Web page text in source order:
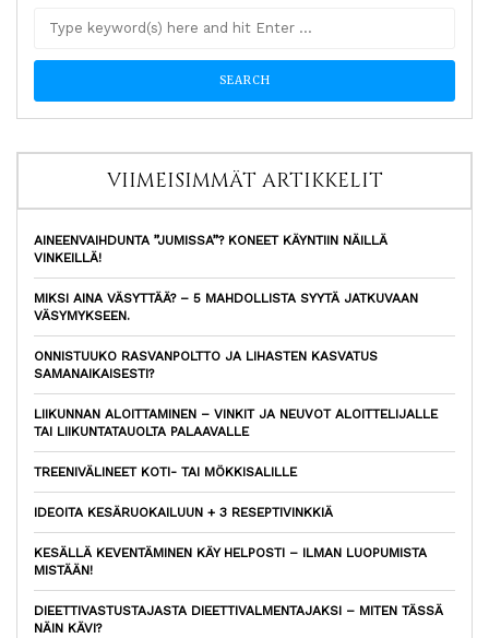
VIIMEISIMMÄT ARTIKKELIT
AINEENVAIHDUNTA ”JUMISSA”? KONEET KÄYNTIIN NÄILLÄ
VINKEILLÄ!
MIKSI AINA VÄSYTTÄÄ? – 5 MAHDOLLISTA SYYTÄ JATKUVAAN
VÄSYMYKSEEN.
ONNISTUUKO RASVANPOLTTO JA LIHASTEN KASVATUS
SAMANAIKAISESTI?
LIIKUNNAN ALOITTAMINEN – VINKIT JA NEUVOT ALOITTELIJALLE
TAI LIIKUNTATAUOLTA PALAAVALLE
TREENIVÄLINEET KOTI- TAI MÖKKISALILLE
IDEOITA KESÄRUOKAILUUN + 3 RESEPTIVINKKIÄ
KESÄLLÄ KEVENTÄMINEN KÄY HELPOSTI – ILMAN LUOPUMISTA
MISTÄÄN!
DIEETTIVASTUSTAJASTA DIEETTIVALMENTAJAKSI – MITEN TÄSSÄ
NÄIN KÄVI?